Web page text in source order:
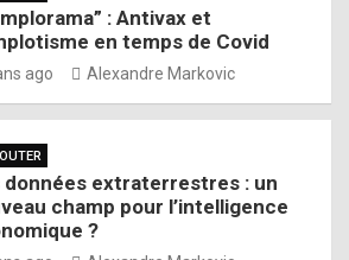
: Antivax et
en temps de Covid
ago Alexandre Markovic
données extraterrestres : un
champ pour l’intelligence
?